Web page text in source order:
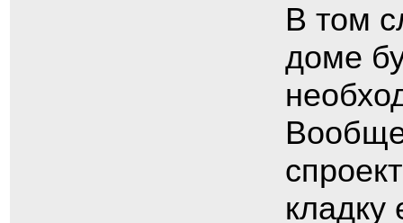
В том
доме